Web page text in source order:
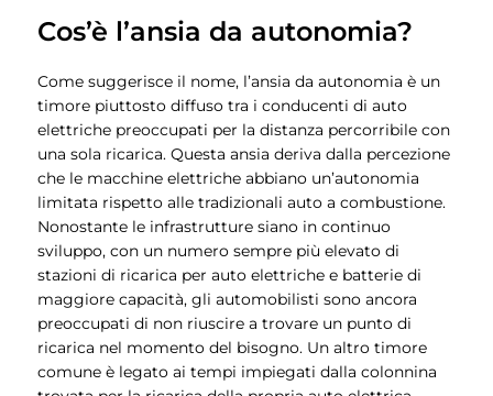
Cos’è l’ansia da autonomia?
Come suggerisce il nome, l’ansia da autonomia è un
timore piuttosto diffuso tra i conducenti di auto
elettriche preoccupati per la distanza percorribile con
una sola ricarica. Questa ansia deriva dalla percezione
che le macchine elettriche abbiano un’autonomia
limitata rispetto alle tradizionali auto a combustione.
Nonostante le infrastrutture siano in continuo
sviluppo, con un numero sempre più elevato di
stazioni di ricarica per auto elettriche e batterie di
maggiore capacità, gli automobilisti sono ancora
preoccupati di non riuscire a trovare un punto di
ricarica nel momento del bisogno. Un altro timore
comune è legato ai tempi impiegati dalla colonnina